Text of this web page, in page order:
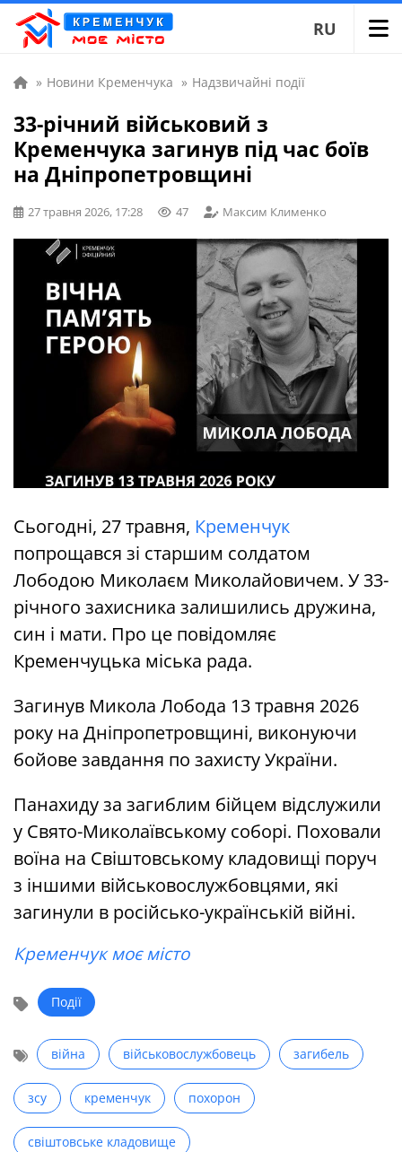
RU
» Новини Кременчука » Надзвичайні події
33-річний військовий з
Кременчука загинув під час боїв
на Дніпропетровщині
27 травня 2026, 17:28 47 Максим Клименко
Сьогодні, 27 травня, Кременчук
попрощався зі старшим солдатом
Лободою Миколаєм Миколайовичем. У 33-
річного захисника залишились дружина,
син і мати. Про це повідомляє
Кременчуцька міська рада.
Загинув Микола Лобода 13 травня 2026
року на Дніпропетровщині, виконуючи
бойове завдання по захисту України.
Панахиду за загиблим бійцем відслужили
у Свято-Миколаївському соборі. Поховали
воїна на Свіштовському кладовищі поруч
з іншими військовослужбовцями, які
загинули в російсько-українській війні.
Кременчук моє місто
Події
війна військовослужбовець загибель
зсу кременчук похорон
свіштовське кладовище